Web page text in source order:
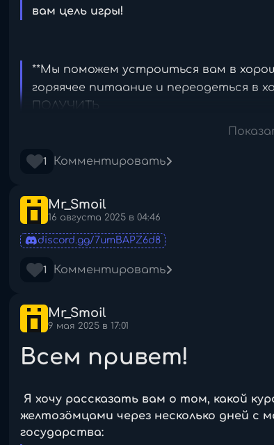
вам цель игры!
**Мы поможем устроиться вам в
горяячее питаание и переодеться в
ПОЛУЧИТЬ
ГРАЖДАНСТВО И РАБОТУ В ОДНОМ ИЗ
города. Они хотят "свежей крови", и
вы получаете стабильное
Хотите изменить свою игру?
1 Комментировать
Mr_Smoil
16 августа 2025 в 04:46
discord.gg/7umBAPZ6d8
1 Комментировать
Mr_Smoil
9 мая 2025 в 17:01
Всем привет!
Я хочу рассказать вам о том, какой
желтозöмцами через несколько дней с
государства: